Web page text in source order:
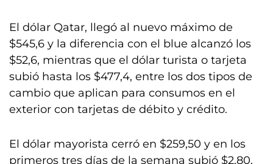
El dólar Qatar, llegó al nuevo máximo de
$545,6 y la diferencia con el blue alcanzó los
$52,6, mientras que el dólar turista o tarjeta
subió hasta los $477,4, entre los dos tipos de
cambio que aplican para consumos en el
exterior con tarjetas de débito y crédito.
El dólar mayorista cerró en $259,50 y en los
primeros tres días de la semana subió $2,80,